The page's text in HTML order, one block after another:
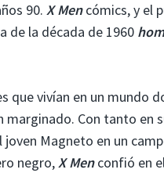
90. X Mencómics, y el
de la década de 1960
que vivían en un mundo
Con tanto en
Magneto en un
negro,X Menconfió en